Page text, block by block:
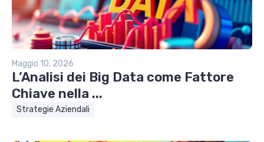
Maggio 10, 2026
L’Analisi dei Big Data come Fattore
Chiave nella ...
Strategie Aziendali